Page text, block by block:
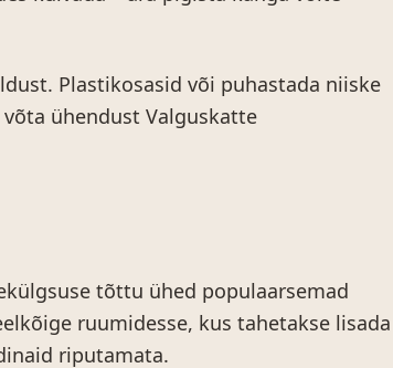
Plastikosasid või puhastada niiske
ühendust Valguskatte
tõttu ühed populaarsemad
ruumidesse, kus tahetakse lisada
riputamata.